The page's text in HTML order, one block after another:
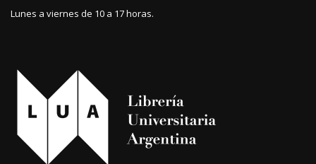
Lunes a viernes de 10 a 17 horas.